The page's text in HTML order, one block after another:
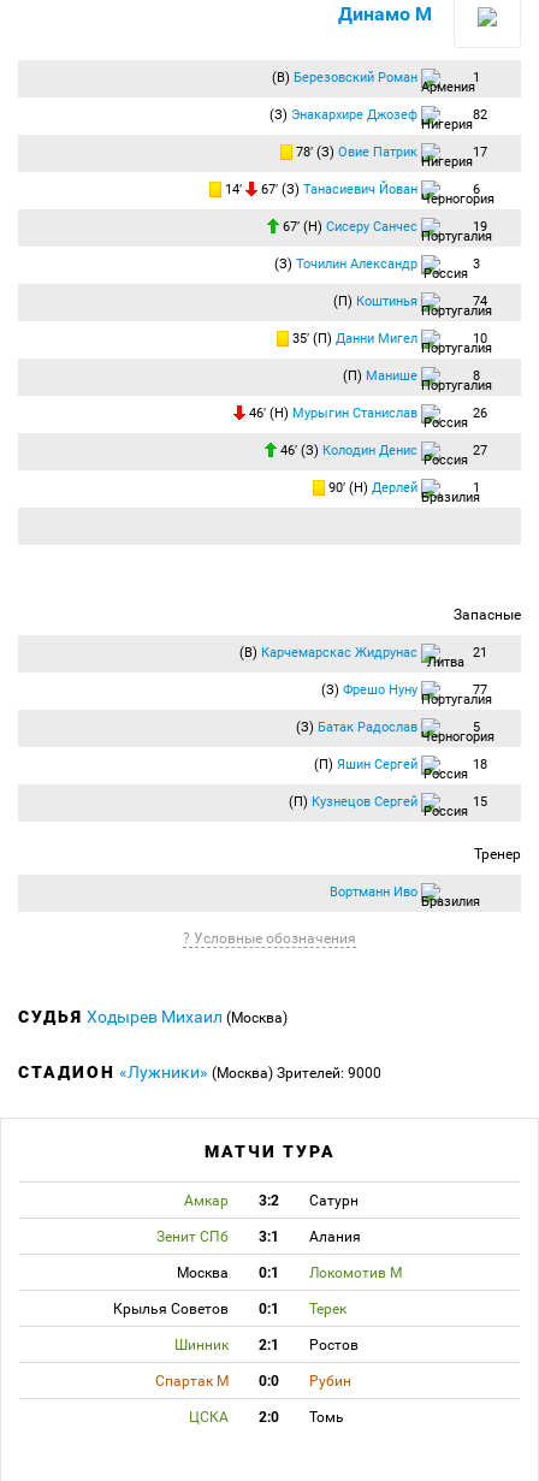
Динамо М
(В) Березовский Роман 1
(З) Энакархире Джозеф 82
78′ (З) Овие Патрик 17
14′ 67′ (З) Танасиевич Йован 6
67′ (Н) Сисеру Санчес 19
(З) Точилин Александр 3
(П) Коштинья 74
35′ (П) Данни Мигел 10
(П) Манише 8
46′ (Н) Мурыгин Станислав 26
46′ (З) Колодин Денис 27
90′ (Н) Дерлей 1
Запасные
(В) Карчемарскас Жидрунас 21
(З) Фрешо Нуну 77
(З) Батак Радослав 5
(П) Яшин Сергей 18
(П) Кузнецов Сергей 15
Тренер
Вортманн Иво
? Условные обозначения
СУДЬЯ Ходырев Михаил (Москва)
СТАДИОН «Лужники» (Москва) Зрителей: 9000
МАТЧИ ТУРА
Амкар 3:2 Сатурн
Зенит СПб 3:1 Алания
Москва 0:1 Локомотив М
Крылья Советов 0:1 Терек
Шинник 2:1 Ростов
Спартак М 0:0 Рубин
ЦСКА 2:0 Томь